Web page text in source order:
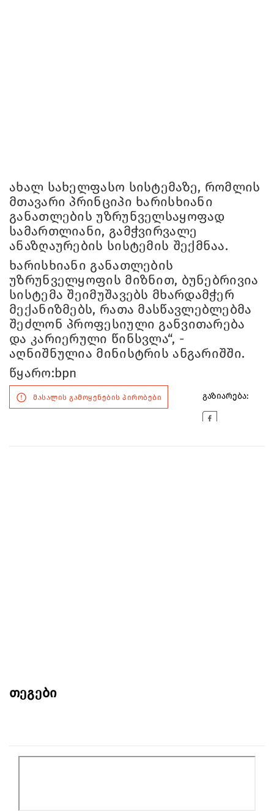
ახალ სახელფასო სისტემაზე, რომლის
მთავარი პრინციპი ხარისხიანი
განათლების უზრუნველსაყოფად
სამართლიანი, გამჭვირვალე
ანაზღაურების სისტემის შექმნაა.
ხარისხიანი განათლების
უზრუნველყოფის მიზნით, ბუნებრივია
სისტემა შეიმუშავებს მხარდამჭერ
მექანიზმებს, რათა მასწავლებლებმა
შეძლონ პროფესიული განვითარება
და კარიერული წინსვლა“, -
აღნიშნულია მინისტრის ანგარიშში.
წყარო:bpn
მასალის გამოყენების პირობები გაზიარება:
თეგები